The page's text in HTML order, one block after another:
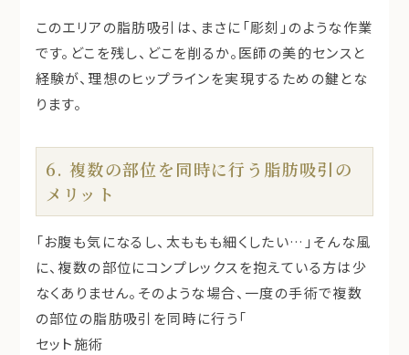
このエリアの脂肪吸引は、まさに「彫刻」のような作業
です。どこを残し、どこを削るか。医師の美的センスと
経験が、理想のヒップラインを実現するための鍵とな
ります。
6. 複数の部位を同時に行う脂肪吸引の
メリット
「お腹も気になるし、太ももも細くしたい…」そんな風
に、複数の部位にコンプレックスを抱えている方は少
なくありません。そのような場合、一度の手術で複数
の部位の脂肪吸引を同時に行う「
セット施術